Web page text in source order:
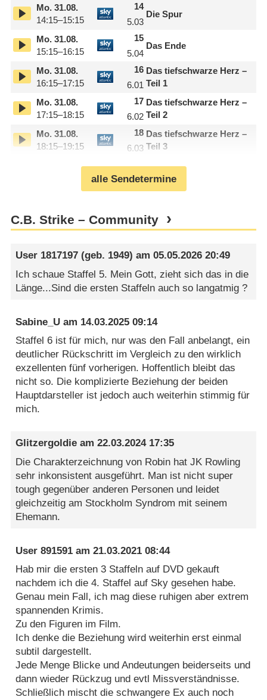
Mo.31.08.
14:15–15:15
14
5.03
Die Spur
Mo.31.08.
15:15–16:15
15
5.04
Das Ende
Mo.31.08.
16:15–17:15
16
6.01
Das tiefschwarze Herz –
Teil 1
Mo.31.08.
17:15–18:15
17
6.02
Das tiefschwarze Herz –
Teil 2
Mo. 31.08.
18:15–19:15
18
6.03
Das tiefschwarze Herz –
Teil 3
alle Sendetermine
C.B. Strike – Community
User 1817197 (geb. 1949) am05.05.2026 20:49
Ich schaue Staffel 5. Mein Gott, zieht sich das in die
Länge...Sind die ersten Staffeln auch so langatmig ?
Sabine_U am 14.03.2025 09:14
Staffel 6 ist für mich, nur was den Fall anbelangt, ein
deutlicher Rückschritt im Vergleich zu den wirklich
exzellenten fünf vorherigen. Hoffentlich bleibt das
nicht so. Die komplizierte Beziehung der beiden
Hauptdarsteller ist jedoch auch weiterhin stimmig für
mich.
Glitzergoldie am22.03.2024 17:35
Die Charakterzeichnung von Robin hat JK Rowling
sehr inkonsistent ausgeführt. Man ist nicht super
tough gegenüber anderen Personen und leidet
gleichzeitig am Stockholm Syndrom mit seinem
Ehemann.
User 891591 am21.03.2021 08:44
Hab mir die ersten 3 Staffeln auf DVD gekauft
nachdem ich die 4. Staffel auf Sky gesehen habe.
Genau mein Fall, ich mag diese ruhigen aber extrem
spannenden Krimis.
Zu den Figuren im Film.
Ich denke die Beziehung wird weiterhin erst einmal
subtil dargestellt.
Jede Menge Blicke und Andeutungen beiderseits und
dann wieder Rückzug und evtl Missverständnisse.
Schließlich mischt die schwangere Ex auch noch